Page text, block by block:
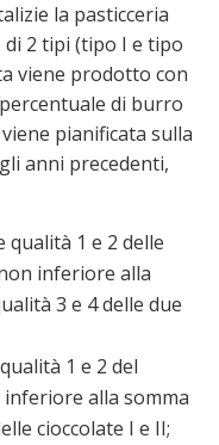
la pasticceria
2 tipi (tipo I e tipo
viene prodotto con
di burro
pianificata sulla
anni precedenti,
qualità 1 e 2 delle
inferiore alla
3 e 4 delle due
1 e 2 del
alla somma
cioccolate I e II;